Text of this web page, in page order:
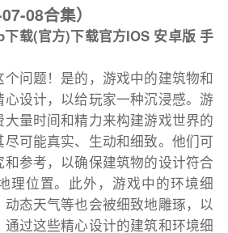
08合集）
载(官方)下载官方IOS 安卓版 手
问题！是的，游戏中的建筑物和
设计，以给玩家一种沉浸感。游
量时间和精力来构建游戏世界的
可能真实、生动和细致。他们可
参考，以确保建筑物的设计符合
理位置。此外，游戏中的环境细
态天气等也会被细致地雕琢，以
过这些精心设计的建筑和环境细